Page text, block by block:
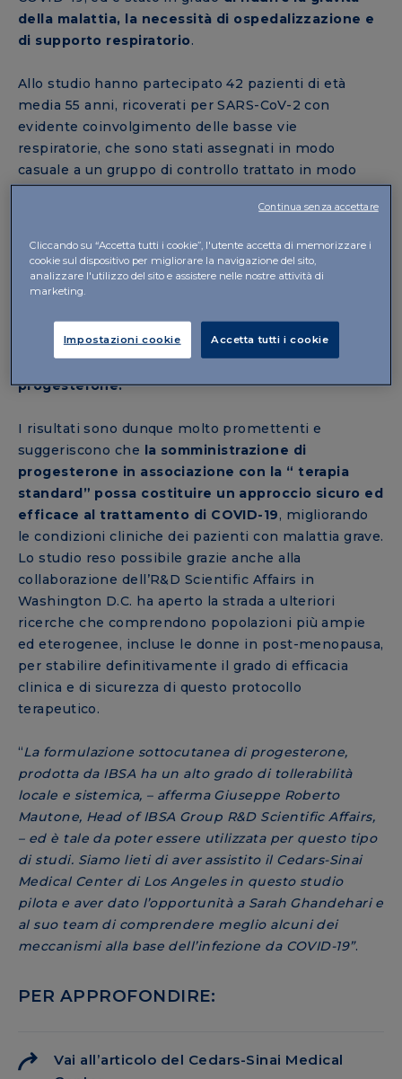
della malattia, la necessità di ospedalizzazione e
di supporto respiratorio.
Allo studio hanno partecipato 42 pazienti di età
media 55 anni, ricoverati per SARS-CoV-2 con
evidente coinvolgimento delle basse vie
respiratorie, che sono stati assegnati in modo
casuale a un gruppo di controllo trattato in modo
tradizionale (22 pazienti) o a un gruppo di
trattamento, nel quale alla terapia convenzionale
sottocutanea due volte al giorno per cinque giorni
(20 pazienti). Stando ai risultati, nei pazienti trattati
con progesterone è stato possibile ridurre di 3
giorni il supporto respiratorio e di complessivi 2,5
giorni la durata del ricovero rispetto ai controlli,
senza eventi avversi gravi attribuibili al
progesterone.
I risultati sono dunque molto promettenti e
suggeriscono che la somministrazione di
progesterone in associazione con la “ terapia
standard” possa costituire un approccio sicuro ed
efficace al trattamento di COVID-19, migliorando
le condizioni cliniche dei pazienti con malattia grave.
Lo studio reso possibile grazie anche alla
collaborazione dell’R&D Scientific Affairs in
Washington D.C. ha aperto la strada a ulteriori
ricerche che comprendono popolazioni più ampie
ed eterogenee, incluse le donne in post-menopausa,
per stabilire definitivamente il grado di efficacia
clinica e di sicurezza di questo protocollo
terapeutico.
“La formulazione sottocutanea di progesterone,
prodotta da IBSA ha un alto grado di tollerabilità
locale e sistemica, – afferma Giuseppe Roberto
Mautone, Head of IBSA Group R&D Scientific Affairs,
– ed è tale da poter essere utilizzata per questo tipo
di studi. Siamo lieti di aver assistito il Cedars-Sinai
Medical Center di Los Angeles in questo studio
pilota e aver dato l’opportunità a Sarah Ghandehari e
al suo team di comprendere meglio alcuni dei
meccanismi alla base dell’infezione da COVID-19”.
PER APPROFONDIRE:
Vai all’articolo del Cedars-Sinai Medical
Cliccando su “Accetta tutti i cookie”, l'utente accetta di memorizzare i
cookie sul dispositivo per migliorare la navigazione del sito,
analizzare l'utilizzo del sito e assistere nelle nostre attività di
marketing.
Impostazioni cookie Accetta tutti i cookie
Continua senza accettare